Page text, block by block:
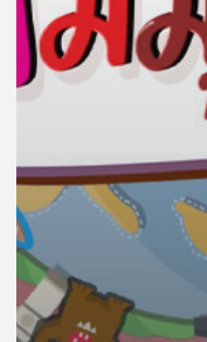
บทความ
ข่าว
เกี่ยว
กับ
เรา